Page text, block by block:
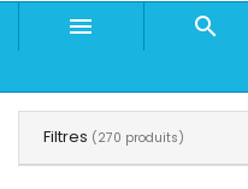
 
Filtres (270 produits)